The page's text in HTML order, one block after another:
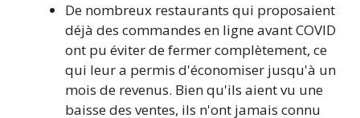
De nombreux restaurants qui proposaient
déjà des commandes en ligne avant COVID
ont pu éviter de fermer complètement, ce
qui leur a permis d'économiser jusqu'à un
mois de revenus. Bien qu'ils aient vu une
baisse des ventes, ils n'ont jamais connu